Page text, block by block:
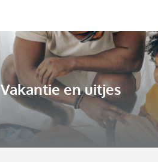
Vakantie en uitjes